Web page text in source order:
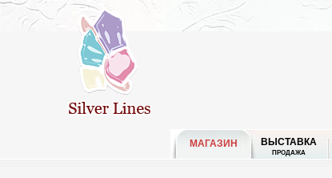
МАГАЗИН ВЫСТАВКА
ПРОДАЖА